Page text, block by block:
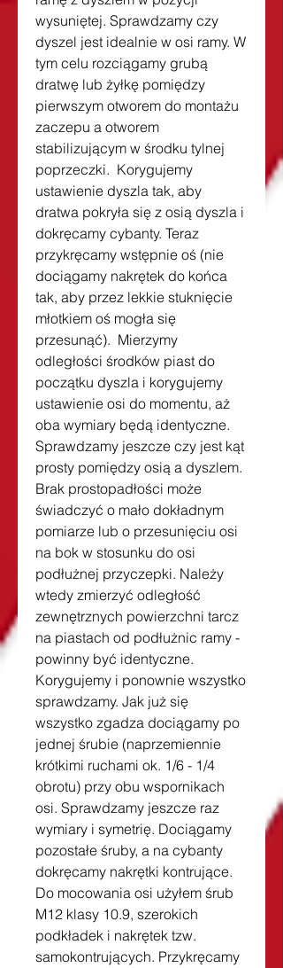
wysuniętej. Sprawdzamy czy
dyszel jest idealnie w osi ramy. W
tym celu rozciągamy grubą
dratwę lub żyłkę pomiędzy
pierwszym otworem do montażu
zaczepu a otworem
stabilizującym w środku tylnej
poprzeczki.  Korygujemy
ustawienie dyszla tak, aby
dratwa pokryła się z osią dyszla i
dokręcamy cybanty. Teraz
przykręcamy wstępnie oś (nie
dociągamy nakrętek do końca
tak, aby przez lekkie stuknięcie
młotkiem oś mogła się
przesunąć).  Mierzymy
odległości środków piast do
początku dyszla i korygujemy
ustawienie osi do momentu, aż
oba wymiary będą identyczne.
Sprawdzamy jeszcze czy jest kąt
prosty pomiędzy osią a dyszlem.
Brak prostopadłości może
świadczyć o mało dokładnym
pomiarze lub o przesunięciu osi
na bok w stosunku do osi
podłużnej przyczepki. Należy
wtedy zmierzyć odległość
zewnętrznych powierzchni tarcz
na piastach od podłużnic ramy -
powinny być identyczne.
Korygujemy i ponownie wszystko
sprawdzamy. Jak już się
wszystko zgadza dociągamy po
jednej śrubie (naprzemiennie
krótkimi ruchami ok. 1/6 - 1/4
obrotu) przy obu wspornikach
osi. Sprawdzamy jeszcze raz
wymiary i symetrię. Dociągamy
pozostałe śruby, a na cybanty
dokręcamy nakrętki kontrujące.
Do mocowania osi użyłem śrub
M12 klasy 10.9, szerokich
podkładek i nakrętek tzw.
samokontrujących. Przykręcamy